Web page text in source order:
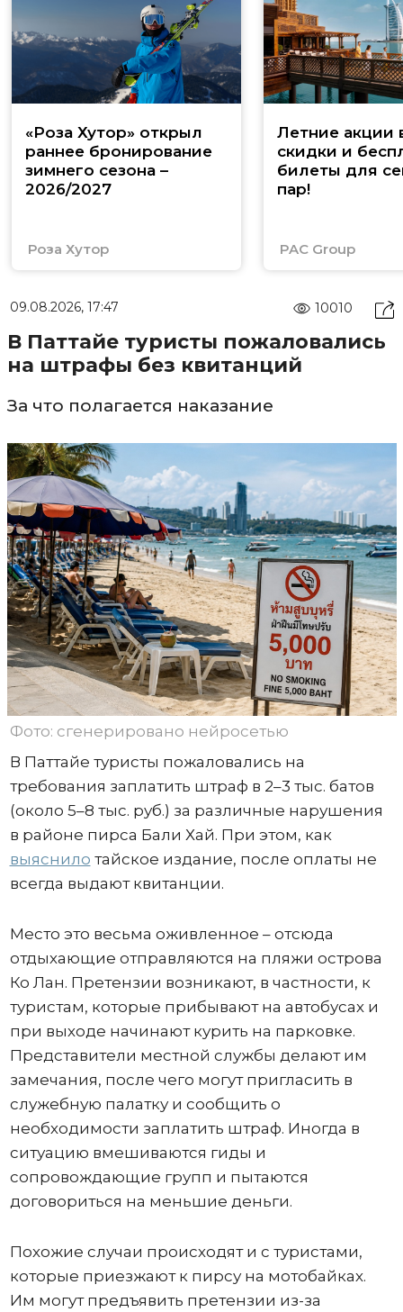
«Роза Хутор» открыл
раннее бронирование
зимнего сезона –
2026/2027
Роза Хутор
Летние акции
скидки и
билеты для
пар!
PAC Group
09.08.2026, 17:47 10010
В Паттайе туристы пожаловались
на штрафы без квитанций
За что полагается наказание
Фото: сгенерировано нейросетью
В Паттайе туристы пожаловались на
требования заплатить штраф в 2–3 тыс. батов
(около 5–8 тыс. руб.) за различные нарушения
в районе пирса Бали Хай. При этом, как
выяснило тайское издание, после оплаты не
всегда выдают квитанции.
Место это весьма оживленное – отсюда
отдыхающие отправляются на пляжи острова
Ко Лан. Претензии возникают, в частности, к
туристам, которые прибывают на автобусах и
при выходе начинают курить на парковке.
Представители местной службы делают им
замечания, после чего могут пригласить в
служебную палатку и сообщить о
необходимости заплатить штраф. Иногда в
ситуацию вмешиваются гиды и
сопровождающие групп и пытаются
договориться на меньшие деньги.
Похожие случаи происходят и с туристами,
которые приезжают к пирсу на мотобайках.
Им могут предъявить претензии из-за